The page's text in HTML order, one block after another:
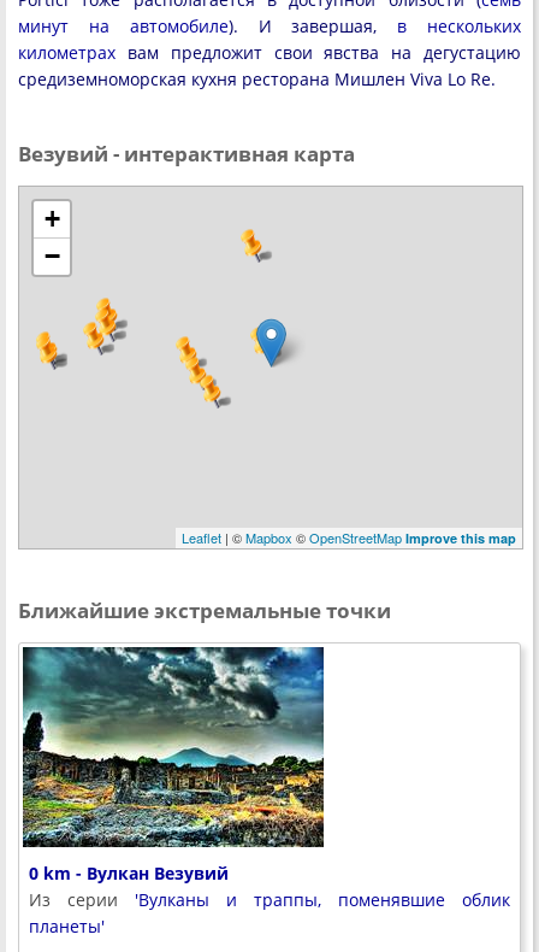
минут на автомобиле). И завершая, в нескольких
километрах вам предложит свои явства на дегустацию
средиземноморская кухня ресторана Мишлен Viva Lo Re.
Везувий - интерактивная карта
+
−
Leaflet | ©Mapbox ©OpenStreetMap Improve this map
Ближайшие экстремальные точки
0 km - Вулкан Везувий
Из серии 'Вулканы и траппы, поменявшие облик
планеты'